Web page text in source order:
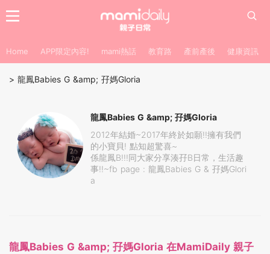
Home APP限定內容! mami熱話 教育路 產前產後 健康資訊
> 龍鳳Babies G &amp; 孖媽Gloria
龍鳳Babies G &amp; 孖媽Gloria
2012年結婚~2017年終於如願!!擁有我們
的小寶貝! 點知超驚喜~
係龍鳳B!!!同大家分享湊孖B日常，生活趣
事!!~fb page : 龍鳳Babies G & 孖媽Glori
a
龍鳳Babies G &amp; 孖媽Gloria 在MamiDaily 親子